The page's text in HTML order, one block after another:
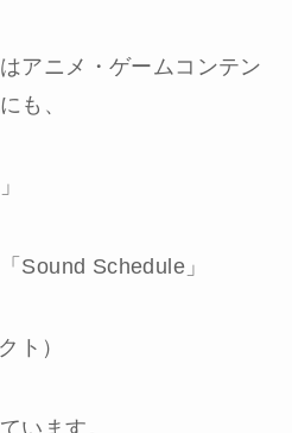
はアニメ・ゲームコンテン
も、
」
Sound Schedule 」
ト）
います。